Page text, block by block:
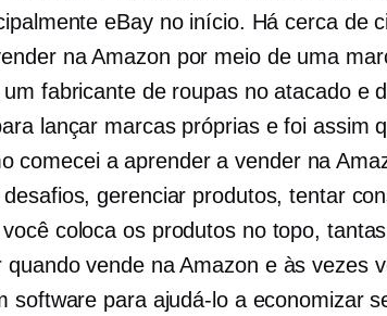
eBay no início. Há cerca de
na Amazon por meio de uma
fabricante de roupas no atacado e
lançar marcas próprias e foi assim
comecei a aprender a vender na
gerenciar produtos, tentar
coloca os produtos no topo,
vende na Amazon e às vezes
software para ajudá-lo a economizar